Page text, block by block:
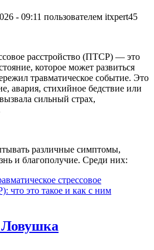
- 09:11 пользователем itxpert45
расстройство (ПТСР) — это
которое может развиться
травматическое событие. Это
авария, стихийное бедствие или
сильный страх,
различные симптомы,
и благополучие. Среди них:
стрессовое
что это такое и как с ним